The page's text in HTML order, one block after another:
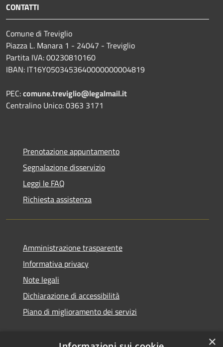
CONTATTI
Comune di Treviglio
Piazza L. Manara 1 - 24047 - Treviglio
Partita IVA: 00230810160
IBAN: IT16Y0503453640000000004819
PEC:comune.treviglio@legalmail.it
Centralino Unico: 0363 3171
Prenotazione appuntamento
Segnalazione disservizio
Leggi le FAQ
Richiesta assistenza
Amministrazione trasparente
Informativa privacy
Note legali
Dichiarazione di accessibilità
Piano di miglioramento dei servizi
×